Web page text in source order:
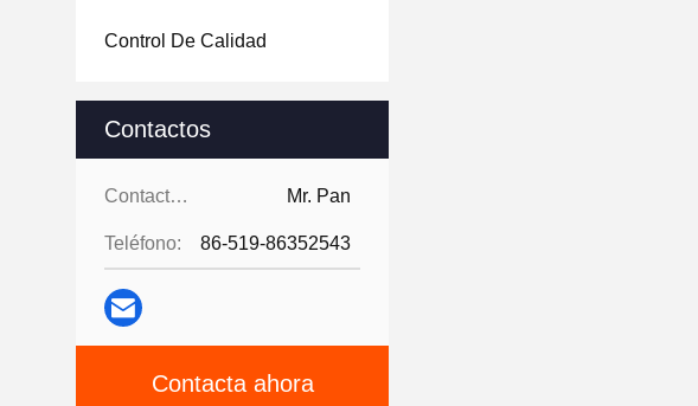
Control De Calidad
Contactos
Contactos: Mr. Pan
Teléfono: 86-519-86352543
Contacta ahora